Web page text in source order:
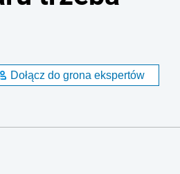
Dołącz do grona ekspertów